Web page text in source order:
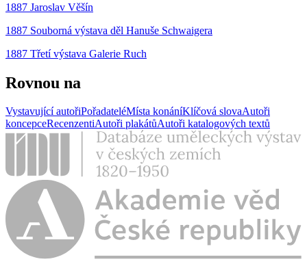
1887 Jaroslav Věšín
1887 Souborná výstava děl Hanuše Schwaigera
1887 Třetí výstava Galerie Ruch
Rovnou na
Vystavující autořiPořadateléMísta konáníKlíčová slovaAutoři
koncepceRecenzentiAutoři plakátůAutoři katalogových textů